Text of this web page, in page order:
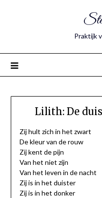
Praktijk
Lilith: De
Zij hult zich in het zwart
De kleur van de rouw
Zij kent de pijn
Van het niet zijn
Van het leven in de nacht
Zij is in het duister
Zij is in het donker